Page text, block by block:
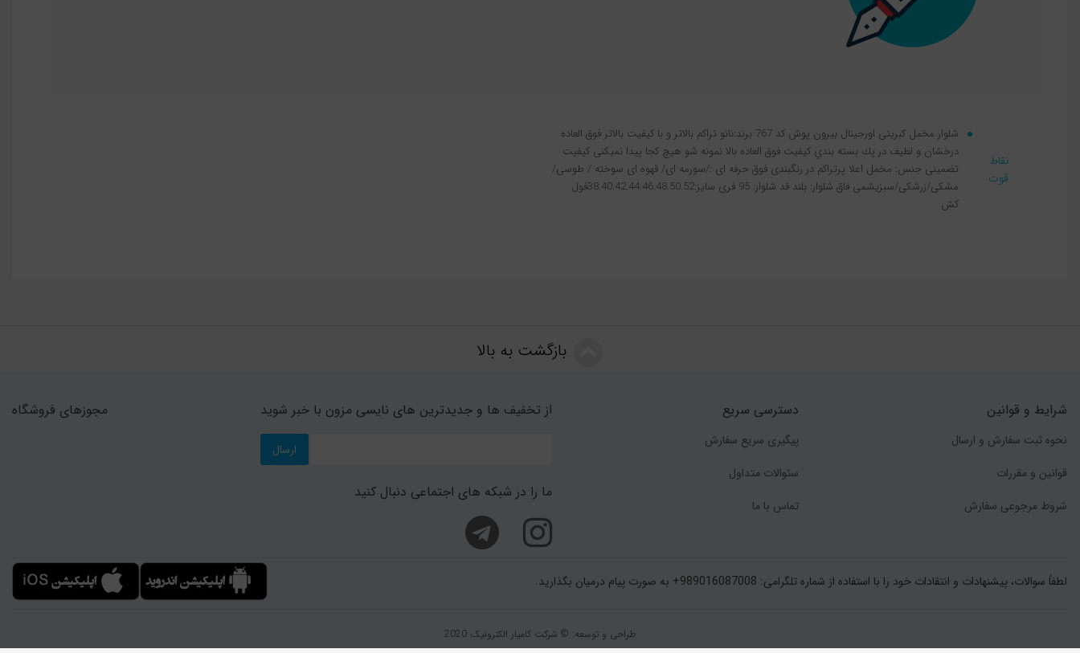
نقاط
قوت
شلوار مخمل کبریتی اورجينال بیرون پوش کد 767 برند:نانو تراکم بالاتر و با کیفیت بالاتر فوق العاده
درخشان و لطیف در پك بسته بندي کیفیت فوق العاده بالا نمونه شو هیچ کجا پیدا نمیکنی کیفیت
تضمینی جنس: مخمل اعلا پرتراکم در رنگبندی فوق حرفه ای :/سورمه ای/ قهوه ای سوخته / طوسی/
مشکی/زرشکی/سبزیشمی فاق شلوار: بلند قد شلوار: 95 فری سایز:38.40.42.44.46.48.50.52فول
کش
بازگشت به بالا
شرایط و قوانین
نحوه ثبت سفارش و ارسال
قوانین و مقررات
شروط مرجوعی سفارش
دسترسی سریع
پیگیری سریع سفارش
سئوالات متداول
تماس با ما
از تخفیف ها و جدیدترین های نایسی مزون با خبر شوید
ارسال
ما را در شبکه های اجتماعی دنبال کنید
مجوزهای فروشگاه
لطفاً سوالات، پیشنهادات و انتقادات خود را با استفاده از شماره تلگرامی: 989016087008+ به صورت پیام درمیان بگذارید.
طراحی و توسعه: © شرکت کامیار الکترونیک 2020